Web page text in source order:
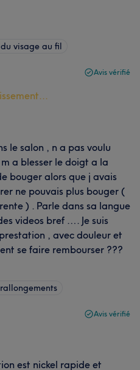
visage au fil
Avis vérifié
le salon , n a pas voulu
a blesser le doigt a la
bouger alors que j avais
ne pouvais plus bouger (
) . Parle dans sa langue
videos bref …. Je suis
, avec douleur et
se faire rembourser ???
Avis vérifié
est nickel rapide et